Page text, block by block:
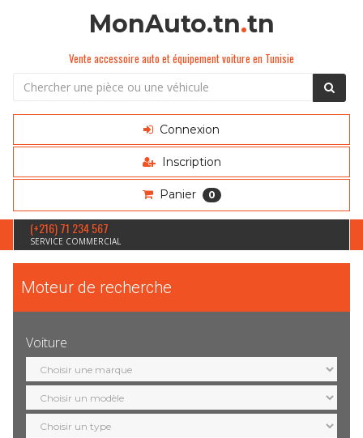
MonAuto.tn.tn
Vente accessoire auto et équipement voiture en Tunisie
Connexion
Inscription
Panier 0
(+216) 71 234 567
SERVICE COMMERCIAL
Moteur de recherche
Voiture
Sélection
marque
Sélection
modèle
Sélection
motorisation